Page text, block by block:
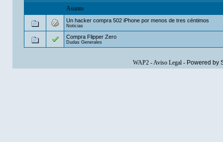
Asunto
Un hacker compra 502 iPhone por menos de tres céntimos
Noticias
Compra Flipper Zero
Dudas Generales
WAP2-Aviso Legal- Powered by